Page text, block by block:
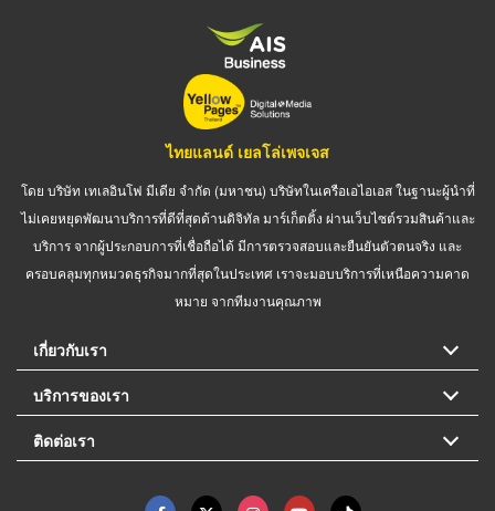
ไทยแลนด์ เยลโล่เพจเจส
โดย บริษัท เทเลอินโฟ มีเดีย จำกัด (มหาชน) บริษัทในเครือเอไอเอส ในฐานะผู้นำที่
ไม่เคยหยุดพัฒนาบริการที่ดีที่สุดด้านดิจิทัล มาร์เก็ตติ้ง ผ่านเว็บไซต์รวมสินค้าและ
บริการ จากผู้ประกอบการที่เชื่อถือได้ มีการตรวจสอบและยืนยันตัวตนจริง และ
ครอบคลุมทุกหมวดธุรกิจมากที่สุดในประเทศ เราจะมอบบริการที่เหนือความคาด
หมาย จากทีมงานคุณภาพ
เกี่ยวกับเรา
บริการของเรา
ติดต่อเรา